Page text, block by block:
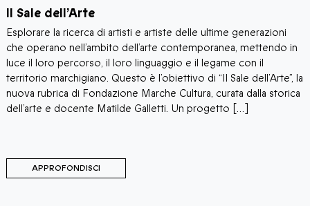
Il Sale dell’Arte
Esplorare la ricerca di artisti e artiste delle ultime generazioni
che operano nell’ambito dell’arte contemporanea, mettendo in
luce il loro percorso, il loro linguaggio e il legame con il
territorio marchigiano. Questo è l’obiettivo di “Il Sale dell’Arte”, la
nuova rubrica di Fondazione Marche Cultura, curata dalla storica
dell’arte e docente Matilde Galletti. Un progetto […]
APPROFONDISCI